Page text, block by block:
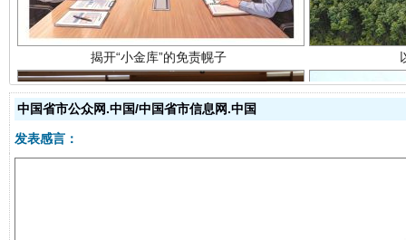
中国省市公众网.中国/中国省市信息网.中国
发表感言：